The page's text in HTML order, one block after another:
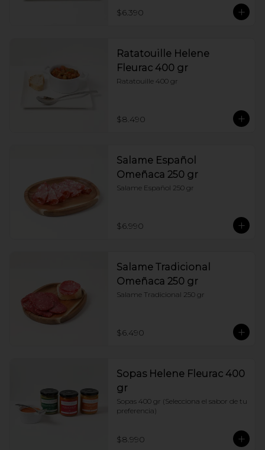
$6.390
Ratatouille Helene
Fleurac 400 gr
Ratatouille 400 gr
$8.490
Salame Español
Omeñaca 250 gr
Salame Español 250 gr
$6.990
Salame Tradicional
Omeñaca 250 gr
Salame Tradicional 250 gr
$6.490
Sopas Helene Fleurac 400
gr
Sopas 400 gr (Selecciona el sabor de tu
preferencia)
$8.990